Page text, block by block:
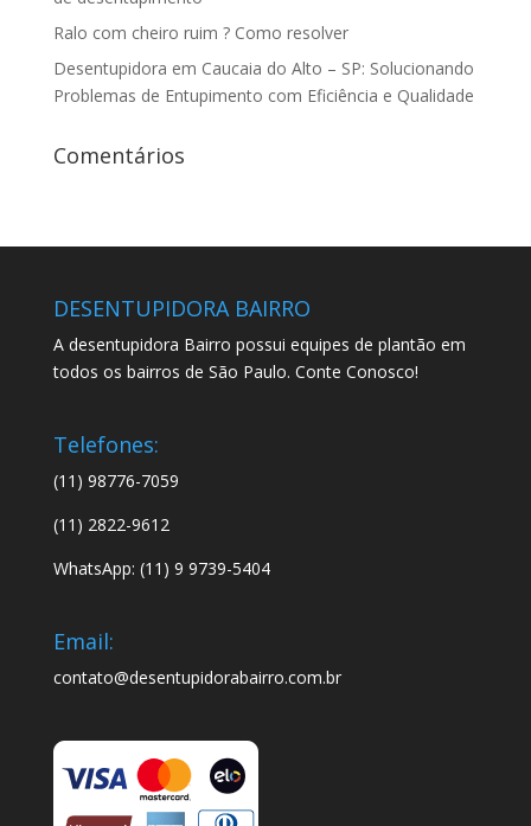
Ralo com cheiro ruim ? Como resolver
Desentupidora em Caucaia do Alto – SP: Solucionando
Problemas de Entupimento com Eficiência e Qualidade
Comentários
DESENTUPIDORA BAIRRO
A desentupidora Bairro possui equipes de plantão em
todos os bairros de São Paulo. Conte Conosco!
Telefones:
(11) 98776-7059
(11) 2822-9612
WhatsApp: (11) 9 9739-5404
Email:
contato@desentupidorabairro.com.br